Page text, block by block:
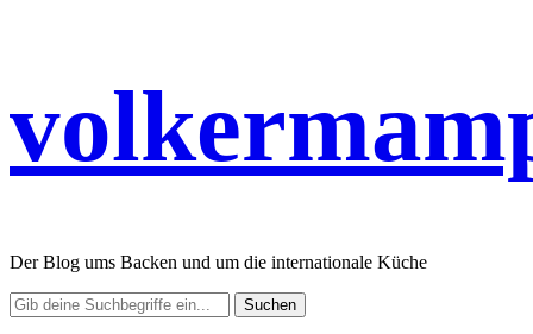
Der Blog ums Backen und um die internationale Küche